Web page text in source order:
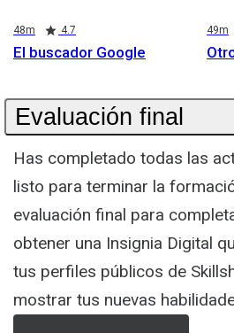
El buscador Google
Duration
48m
Rating 4.7
Duration 49m
Rating
Evaluación final
Has completado todas las
listo para terminar la
evaluación final para
obtener una Insignia Digital
tus perfiles públicos de
mostrar tus nuevas